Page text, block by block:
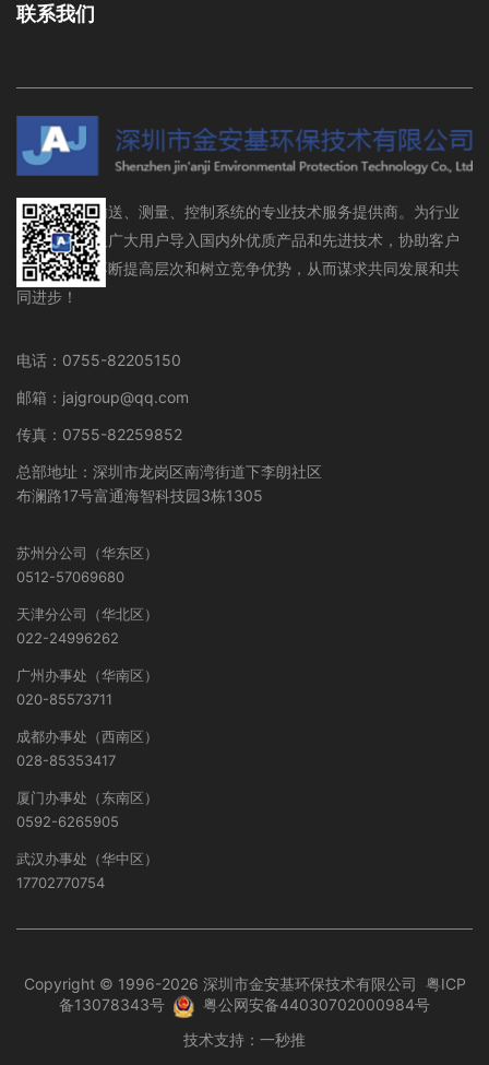
联系我们
流体存储、输送、测量、控制系统的专业技术服务提供商。为行业
设备制造商及广大用户导入国内外优质产品和先进技术，协助客户
在行业领域不断提高层次和树立竞争优势，从而谋求共同发展和共
同进步！
电话：0755-82205150
邮箱：jajgroup@qq.com
传真：0755-82259852
总部地址：深圳市龙岗区南湾街道下李朗社区
布澜路17号富通海智科技园3栋1305
苏州分公司（华东区）
0512-57069680
天津分公司（华北区）
022-24996262
广州办事处（华南区）
020-85573711
成都办事处（西南区）
028-85353417
厦门办事处（东南区）
0592-6265905
武汉办事处（华中区）
17702770754
Copyright © 1996-2026 深圳市金安基环保技术有限公司 粤ICP
备13078343号
粤公网安备44030702000984号
技术支持： 一秒推